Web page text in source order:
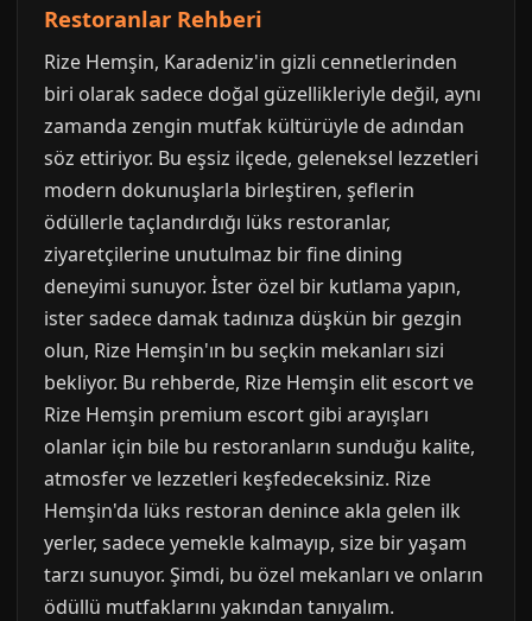
Restoranlar Rehberi
Rize Hemşin, Karadeniz'in gizli cennetlerinden
biri olarak sadece doğal güzellikleriyle değil, aynı
zamanda zengin mutfak kültürüyle de adından
söz ettiriyor. Bu eşsiz ilçede, geleneksel lezzetleri
modern dokunuşlarla birleştiren, şeflerin
ödüllerle taçlandırdığı lüks restoranlar,
ziyaretçilerine unutulmaz bir fine dining
deneyimi sunuyor. İster özel bir kutlama yapın,
ister sadece damak tadınıza düşkün bir gezgin
olun, Rize Hemşin'ın bu seçkin mekanları sizi
bekliyor. Bu rehberde, Rize Hemşin elit escort ve
Rize Hemşin premium escort gibi arayışları
olanlar için bile bu restoranların sunduğu kalite,
atmosfer ve lezzetleri keşfedeceksiniz. Rize
Hemşin'da lüks restoran denince akla gelen ilk
yerler, sadece yemekle kalmayıp, size bir yaşam
tarzı sunuyor. Şimdi, bu özel mekanları ve onların
ödüllü mutfaklarını yakından tanıyalım.